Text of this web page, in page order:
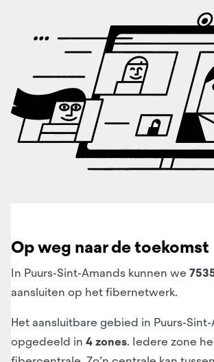
Op weg naar de toekomst
In Puurs-Sint-Amands kunnen we
aansluiten op het fibernetwerk.
Het aansluitbare gebied in Puurs-
opgedeeld in 4 zones. Iedere zone